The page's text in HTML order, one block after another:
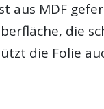
aus MDF
die
die Folie